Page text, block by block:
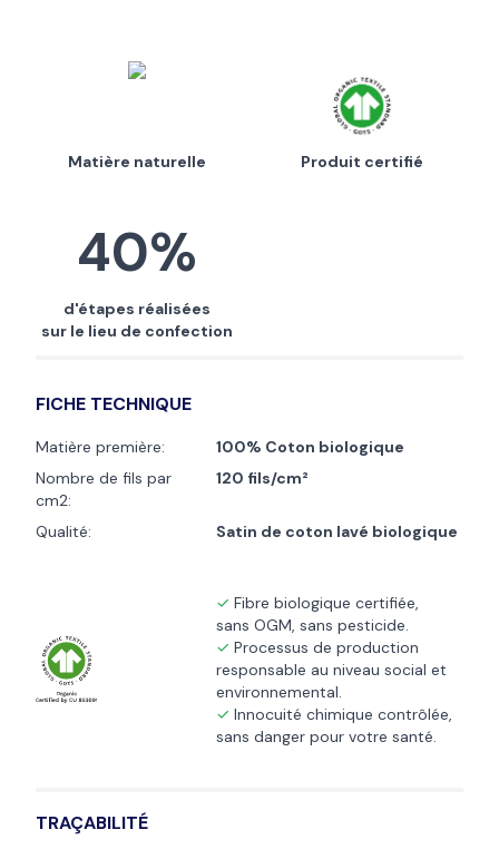
Matière naturelle Produit certifié
40%
d'étapes réalisées
sur le lieu de confection
FICHE TECHNIQUE
Matière première:
100% Coton biologique
Nombre de fils par
cm2:
120 fils/cm²
Qualité: Satin de coton lavé biologique
Fibre biologique certifiée,
sans OGM, sans pesticide.
Processus de production
responsable au niveau social et
environnemental.
Innocuité chimique contrôlée,
sans danger pour votre santé.
TRAÇABILITÉ